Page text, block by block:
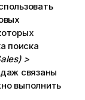
поиска
>
связаны
выполнить